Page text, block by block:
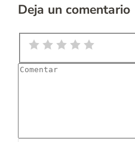
Deja un comentario